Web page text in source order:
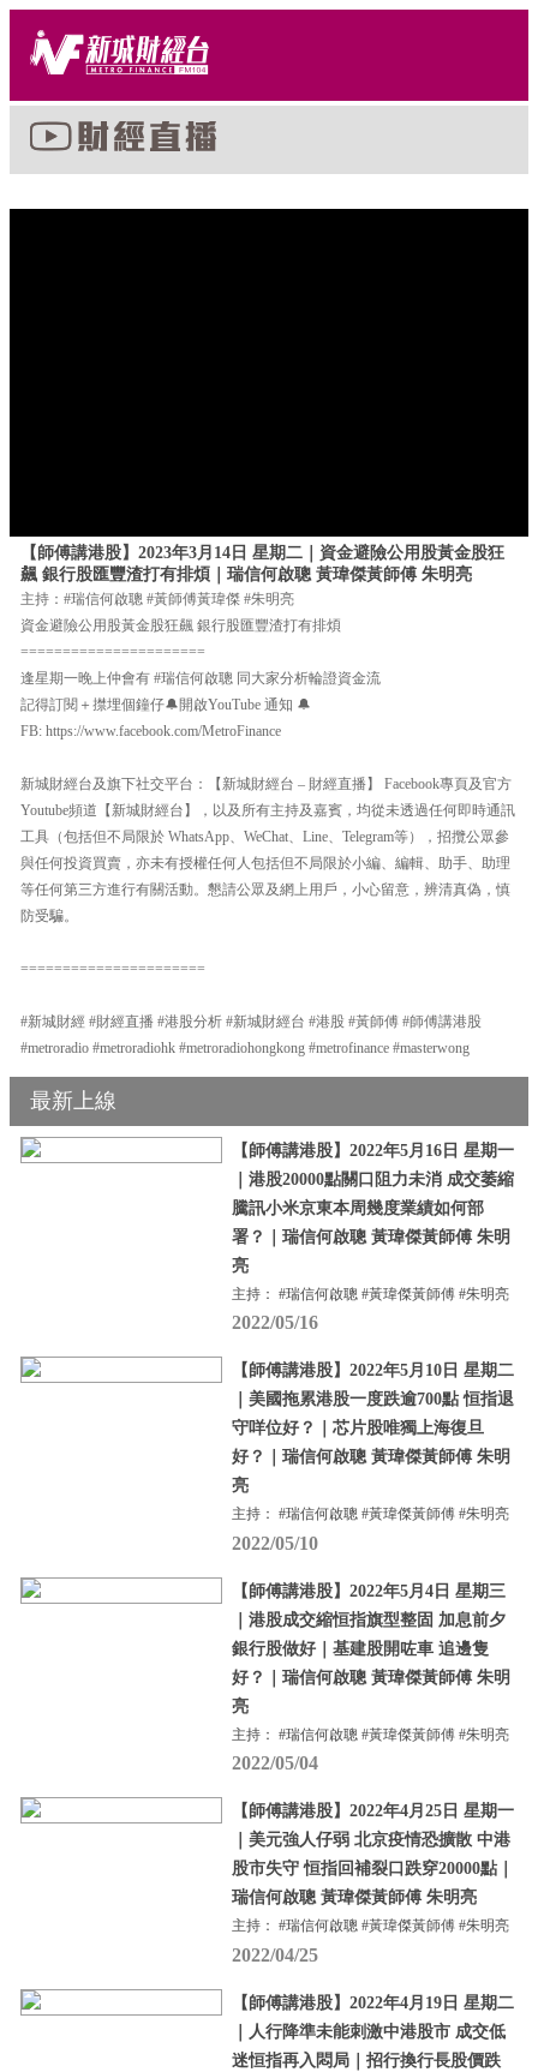
【師傅講港股】2023年3月14日 星期二｜資金避險公用股黃金股狂
飆 銀行股匯豐渣打有排煩｜瑞信何啟聰 黃瑋傑黃師傅 朱明亮
主持：#瑞信何啟聰 #黃師傅黃瑋傑 #朱明亮
資金避險公用股黃金股狂飆 銀行股匯豐渣打有排煩
======================
逢星期一晚上仲會有 #瑞信何啟聰 同大家分析輪證資金流
記得訂閱＋㩒埋個鐘仔🔔開啟YouTube 通知 🔔
FB: https://www.facebook.com/MetroFinance
新城財經台及旗下社交平台：【新城財經台 – 財經直播】 Facebook專頁及官方
Youtube頻道【新城財經台】，以及所有主持及嘉賓，均從未透過任何即時通訊
工具（包括但不局限於 WhatsApp、WeChat、Line、Telegram等），招攬公眾參
與任何投資買賣，亦未有授權任何人包括但不局限於小編、編輯、助手、助理
等任何第三方進行有關活動。懇請公眾及網上用戶，小心留意，辨清真偽，慎
防受騙。
======================
#新城財經 #財經直播 #港股分析 #新城財經台 #港股 #黃師傅 #師傅講港股
#metroradio #metroradiohk #metroradiohongkong #metrofinance #masterwong
最新上線
【師傅講港股】2022年5月16日 星期一
｜港股20000點關口阻力未消 成交萎縮
騰訊小米京東本周幾度業績如何部
署？｜瑞信何啟聰 黃瑋傑黃師傅 朱明
亮
主持： #瑞信何啟聰 #黃瑋傑黃師傅 #朱明亮
2022/05/16
【師傅講港股】2022年5月10日 星期二
｜美國拖累港股一度跌逾700點 恒指退
守咩位好？｜芯片股唯獨上海復旦
好？｜瑞信何啟聰 黃瑋傑黃師傅 朱明
亮
主持： #瑞信何啟聰 #黃瑋傑黃師傅 #朱明亮
2022/05/10
【師傅講港股】2022年5月4日 星期三
｜港股成交縮恒指旗型整固 加息前夕
銀行股做好｜基建股開咗車 追邊隻
好？｜瑞信何啟聰 黃瑋傑黃師傅 朱明
亮
主持： #瑞信何啟聰 #黃瑋傑黃師傅 #朱明亮
2022/05/04
【師傅講港股】2022年4月25日 星期一
｜美元強人仔弱 北京疫情恐擴散 中港
股市失守 恒指回補裂口跌穿20000點｜
瑞信何啟聰 黃瑋傑黃師傅 朱明亮
主持： #瑞信何啟聰 #黃瑋傑黃師傅 #朱明亮
2022/04/25
【師傅講港股】2022年4月19日 星期二
｜人行降準未能刺激中港股市 成交低
迷恒指再入悶局｜招行換行長股價跌